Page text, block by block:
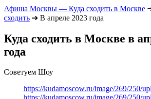
Афиша Москвы — Куда сходить в Москве
сходить ➔ В апреле 2023 года
Куда сходить в Москве в
года
Советуем Шоу
https://kudamoscow.ru/image/269/250/